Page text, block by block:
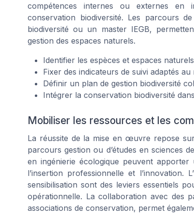
compétences internes ou externes en
conservation biodiversité. Les parcours
biodiversité ou un master IEGB,
gestion des espaces naturels.
Identifier les espèces et espaces
Fixer des indicateurs de suivi adaptés
Définir un plan de gestion biodiversité
Intégrer la conservation biodiversité
Mobiliser les ressources et les
La réussite de la mise en œuvre repose
parcours gestion ou d’études en sciences
en ingénierie écologique peuvent
l’insertion professionnelle et
sensibilisation sont des leviers essentiels
opérationnelle. La collaboration avec des
associations de conservation, permet